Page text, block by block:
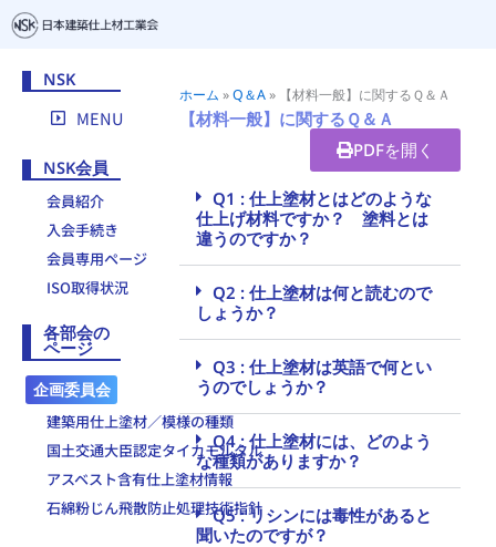
NSK
MENU
NSK会員
会員紹介
入会手続き
会員専用ページ
ISO取得状況
各部会の
ページ
企画委員会
建築用仕上塗材／模様の種類
国土交通大臣認定タイカモルタル
アスベスト含有仕上塗材情報
石綿粉じん飛散防止処理技術指針
ホーム »Q＆A» 【材料一般】に関するＱ＆Ａ
【材料一般】に関するＱ＆Ａ
PDFを開く
Q1 : 仕上塗材とはどのような
仕上げ材料ですか？ 塗料とは
違うのですか？
Q2 : 仕上塗材は何と読むので
しょうか？
Q3 : 仕上塗材は英語で何とい
うのでしょうか？
Q4 : 仕上塗材には、どのよう
な種類がありますか？
Q5 : リシンには毒性があると
聞いたのですが？